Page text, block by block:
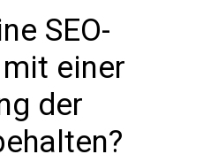
SEO-
einer
der